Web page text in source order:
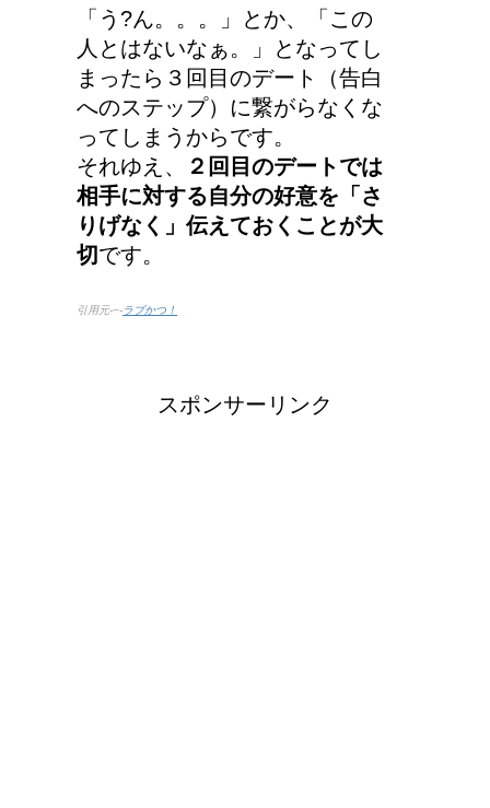
「う?ん。。。」とか、「この
人とはないなぁ。」となってし
まったら３回目のデート（告白
へのステップ）に繋がらなくな
ってしまうからです。
それゆえ、
２回目のデートでは
相手に対する自分の好意を「さ
りげなく」伝えておくことが大
切です。
引用元-−-ラブかつ！
スポンサーリンク